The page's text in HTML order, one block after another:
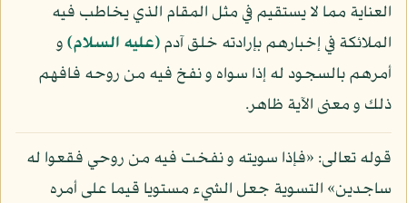
العناية مما لا يستقيم في مثل المقام الذي يخاطب فيه
الملائكة في إخبارهم بإرادته خلق آدم(عليه السلام)و
أمرهم بالسجود له إذا سواه و نفخ فيه من روحه فافهم
ذلك و معنى الآية ظاهر.
قوله تعالى: «فإذا سويته و نفخت فيه من روحي فقعوا له
ساجدين» التسوية جعل الشيء مستويا قيما على أمره